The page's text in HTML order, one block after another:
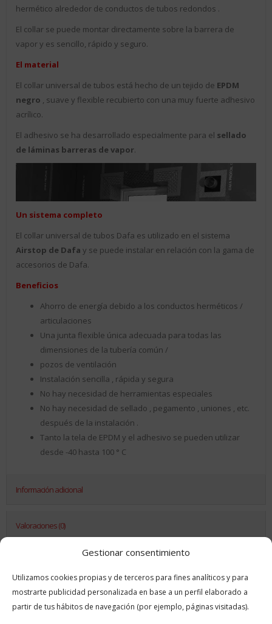
Gestionar consentimiento
Utilizamos cookies propias y de terceros para fines analíticos y para
mostrarte publicidad personalizada en base a un perfil elaborado a
partir de tus hábitos de navegación (por ejemplo, páginas visitadas).
hermético alrededor de conductos de tubos redondos .
El collar se puede montar directamente sobre la barrera de
vapor y es sencillo, rápido y seguro.
El material
El collar universal de tubos está hecho de un tejido de EPDM
negro , suave y flexible recubierto con una muy fuerte adhesivo
acrílico.
El adhesivo se ha desarrollado especialmente para el sellado
de láminas barreras de vapor.
Un sistema completo
El collar universal de tubos Dafa es utilizado en el sistema
Airstop de Dafa y se puede instalar en relación con la gama de
accesorios de Dafa.
Beneficios
Ahorro de energía debido a los conductos herméticos /
articulaciones
Una junta flexible única adecuada para todas las
dimensiones de la tubería común /
pozos de ventilación
Instalación sencilla , rápida y segura
No hay necesidad de herramientas especiales
No hay necesidad de sellado , pegamento , uniones , etc.
después de la instalación .
Tanto la tela de EPDM y el adhesivo se pueden utilizar
desde -40 hasta 100 ° C
Información adicional
Valoraciones (0)